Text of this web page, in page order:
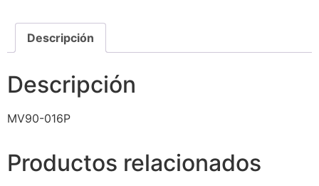
Descripción
Descripción
MV90-016P
Productos relacionados